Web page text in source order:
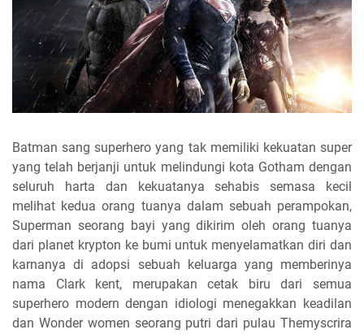
Batman sang superhero yang tak memiliki kekuatan super
yang telah berjanji untuk melindungi kota Gotham dengan
seluruh harta dan kekuatanya sehabis semasa kecil
melihat kedua orang tuanya dalam sebuah perampokan,
Superman seorang bayi yang dikirim oleh orang tuanya
dari planet krypton ke bumi untuk menyelamatkan diri dan
karnanya di adopsi sebuah keluarga yang memberinya
nama Clark kent, merupakan cetak biru dari semua
superhero modern dengan idiologi menegakkan keadilan
dan Wonder women seorang putri dari pulau Themyscrira